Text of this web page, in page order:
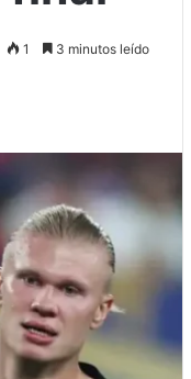
1 3 minutos leído